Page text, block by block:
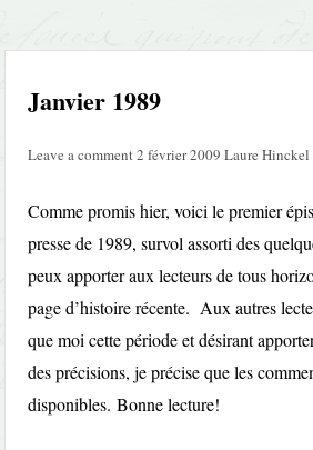
Janvier 1989
Leave a comment2 février 2009 Laure Hinckel
Comme promis hier, voici le premier
presse de 1989, survol assorti des
peux apporter aux lecteurs de tous
page d’histoire récente. Aux autres
que moi cette période et désirant
des précisions, je précise que les
disponibles. Bonne lecture!